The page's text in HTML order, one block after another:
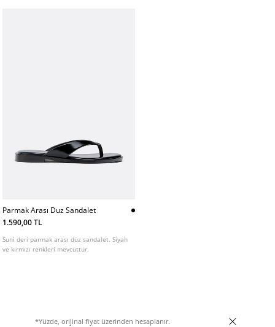
Parmak Arası Duz Sandalet
1.590,00 TL
Suni deri parmak arası düz sandalet. Siyah
ve kırmızı renkleri mevcuttur.
*Yüzde, orijinal fiyat üzerinden hesaplanır.